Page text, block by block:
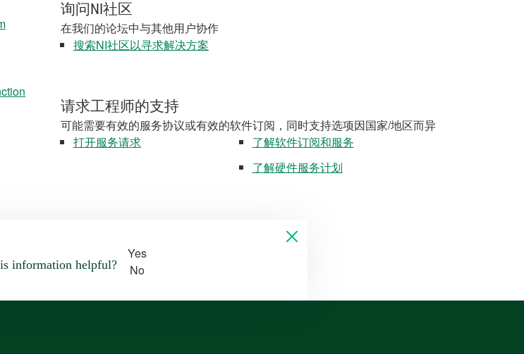
询问NI社区
在我们的论坛中与其他用户协作
搜索NI社区以寻求解决方案
请求工程师的支持
可能需要有效的服务协议或有效的软件订阅，同时支持选项因国家/地区而异
打开服务请求
了解软件订阅和服务
了解硬件服务计划
information helpful?
Yes
No